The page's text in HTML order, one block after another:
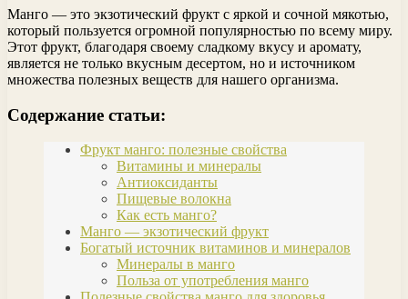
Манго — это экзотический фрукт с яркой и сочной мякотью,
который пользуется огромной популярностью по всему миру.
Этот фрукт, благодаря своему сладкому вкусу и аромату,
является не только вкусным десертом, но и источником
множества полезных веществ для нашего организма.
Содержание статьи:
Фрукт манго: полезные свойства
Витамины и минералы
Антиоксиданты
Пищевые волокна
Как есть манго?
Манго — экзотический фрукт
Богатый источник витаминов и минералов
Минералы в манго
Польза от употребления манго